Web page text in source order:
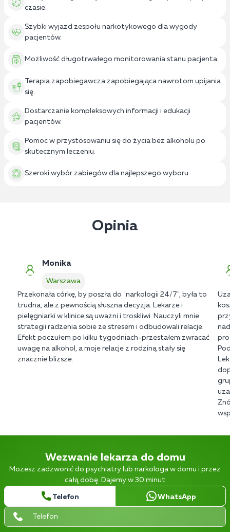
czasie.
Szybki wyjazd zespołu narkotykowego dla wygody
pacjentów.
Możliwość długotrwałego monitorowania stanu pacjenta.
Terapia zapobiegawcza zapobiegająca nawrotom upijania
się.
Dostarczanie kompleksowych informacji i edukacji
pacjentów.
Pomoc w przystosowaniu się do życia bez alkoholu po
skutecznym leczeniu.
Szeroki wybór zabiegów dla najlepszego wyboru.
Opinia
Monika
Warszawa
Przekonała córkę, by poszła do "narkologii 24/7", była to
trudna, ale z pewnością słuszna decyzja. Lekarze i
pielęgniarki w klinice są uważni i troskliwi. Nauczyli mnie
strategii radzenia sobie ze stresem i odbudowali relacje.
Efekt poczułem po kilku tygodniach-przestałem zwracać
uwagę na alkohol, a moje relacje z rodziną stały się
znacznie bliższe.
Wezwanie lekarza do domu
Możesz zadzwonić do psychiatry lub narkologa w domu i przez
całą dobę. Dajemy w 30 minut
Telefon WhatsApp